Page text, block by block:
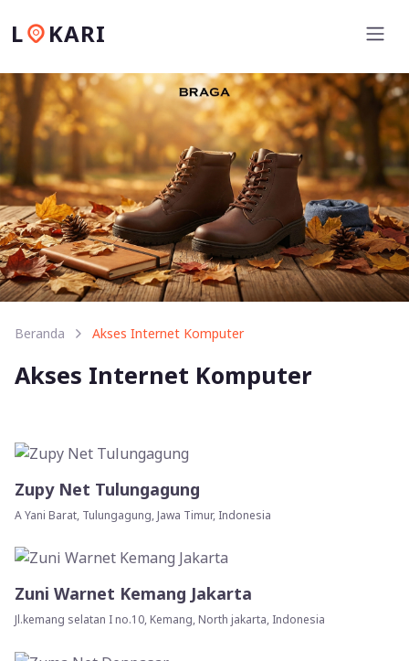
L KARI
Beranda Akses Internet Komputer
Akses Internet Komputer
Zupy Net Tulungagung
A Yani Barat, Tulungagung, Jawa Timur, Indonesia
Zuni Warnet Kemang Jakarta
Jl.kemang selatan I no.10, Kemang, North jakarta, Indonesia